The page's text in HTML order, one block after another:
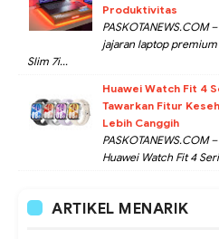
Produktivitas
jajaran laptop
Slim 7i...
Huawei Watch Fit 4
Tawarkan Fitur
Lebih Canggih
PASKOTANEWS.COM
Huawei Watch Fit 4
ARTIKEL MENARIK